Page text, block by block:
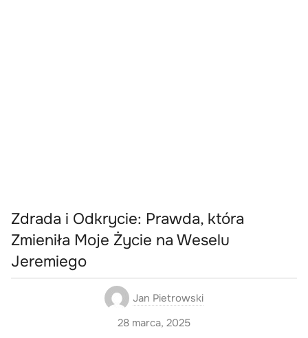
Zdrada i Odkrycie: Prawda, która
Zmieniła Moje Życie na Weselu
Jeremiego
Jan Pietrowski
28 marca, 2025